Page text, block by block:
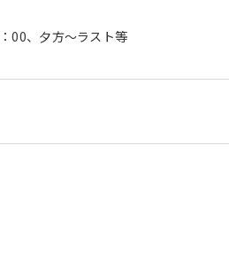
00、夕方～ラスト等